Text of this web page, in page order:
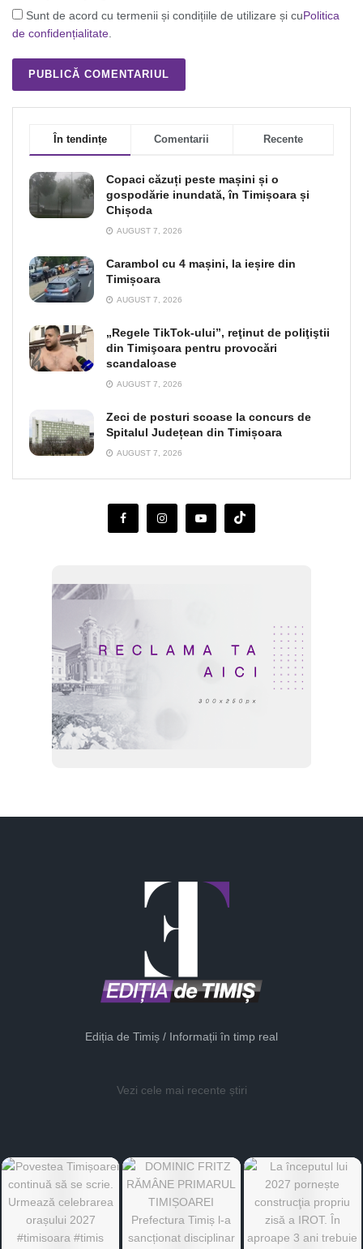
Sunt de acord cu termenii și condițiile de utilizare și cuPolitica
de confidențialitate
În tendințe Comentarii Recente
Copaci căzuți peste mașini și o
gospodărie inundată, în Timișoara și
Chișoda
AUGUST 7, 2026
Carambol cu 4 mașini, la ieșire din
Timișoara
AUGUST 7, 2026
„Regele TikTok-ului”, reţinut de poliţiştii
din Timişoara pentru provocări
scandaloase
AUGUST 7, 2026
Zeci de posturi scoase la concurs de
Spitalul Județean din Timișoara
AUGUST 7, 2026
Ediția de Timiș / Informații în timp real
Vezi cele mai recente știri